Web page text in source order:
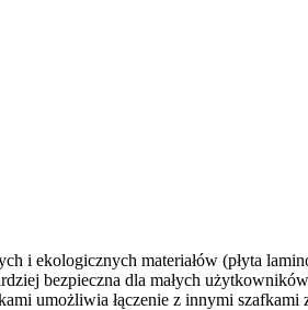
i ekologicznych materiałów (płyta
bezpieczna dla małych
umożliwia łączenie z innymi